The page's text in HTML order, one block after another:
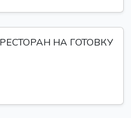
НА ГОТОВКУ